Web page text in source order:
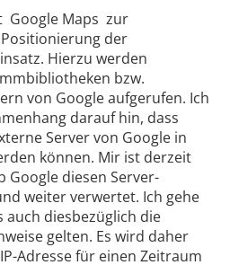
Google Maps zur
der
Hierzu werden
bzw.
von Google aufgerufen. Ich
darauf hin, dass
Server von Google in
können. Mir ist derzeit
Google diesen Server-
weiter verwertet. Ich gehe
auch diesbezüglich die
gelten. Es wird daher
Adresse für einen Zeitraum